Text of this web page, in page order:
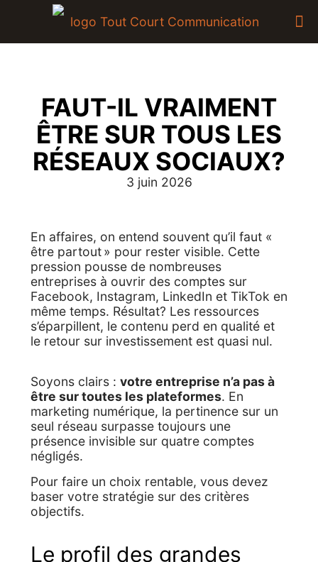
FAUT-IL VRAIMENT
ÊTRE SUR TOUS LES
RÉSEAUX SOCIAUX?
3 juin 2026
En affaires, on entend souvent qu’il faut «
être partout » pour rester visible. Cette
pression pousse de nombreuses
entreprises à ouvrir des comptes sur
Facebook, Instagram, LinkedIn et TikTok en
même temps. Résultat? Les ressources
s’éparpillent, le contenu perd en qualité et
le retour sur investissement est quasi nul.
Soyons clairs : votre entreprise n’a pas à
être sur toutes les plateformes. En
marketing numérique, la pertinence sur un
seul réseau surpasse toujours une
présence invisible sur quatre comptes
négligés.
Pour faire un choix rentable, vous devez
baser votre stratégie sur des critères
objectifs.
Le profil des grandes